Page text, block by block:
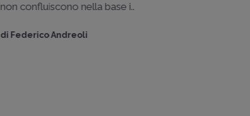
non confluiscono nella base i..
di Federico Andreoli